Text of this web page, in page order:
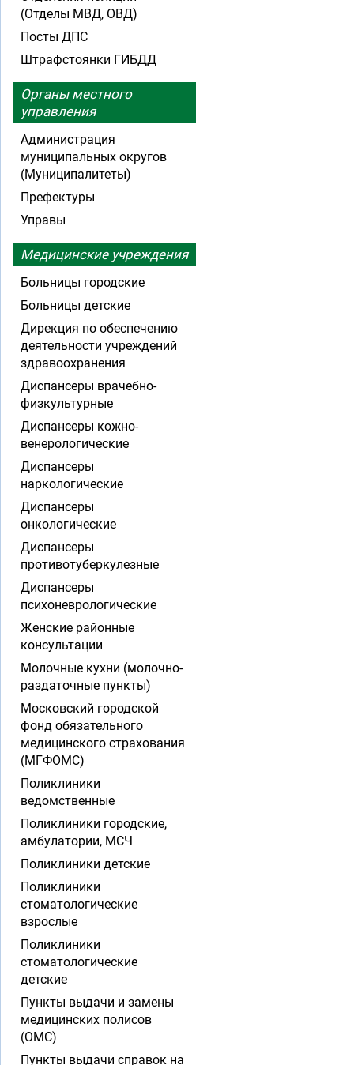
(Отделы МВД, ОВД)
Посты ДПС
Штрафстоянки ГИБДД
Органы местного
управления
Администрация
муниципальных округов
(Муниципалитеты)
Префектуры
Управы
Медицинские учреждения
Больницы городские
Больницы детские
Дирекция по обеспечению
деятельности учреждений
здравоохранения
Диспансеры врачебно-
физкультурные
Диспансеры кожно-
венерологические
Диспансеры
наркологические
Диспансеры
онкологические
Диспансеры
противотуберкулезные
Диспансеры
психоневрологические
Женские районные
консультации
Молочные кухни (молочно-
раздаточные пункты)
Московский городской
фонд обязательного
медицинского страхования
(МГФОМС)
Поликлиники
ведомственные
Поликлиники городские,
амбулатории, МСЧ
Поликлиники детские
Поликлиники
стоматологические
взрослые
Поликлиники
стоматологические
детские
Пункты выдачи и замены
медицинских полисов
(ОМС)
Пункты выдачи справок на